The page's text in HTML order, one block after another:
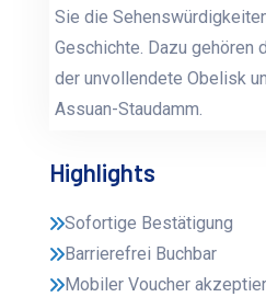
Sie die
Geschichte. Dazu gehören
der unvollendete Obelisk
Assuan-Staudamm.
Highlights
Sofortige Bestätigung
Barrierefrei Buchbar
Mobiler Voucher